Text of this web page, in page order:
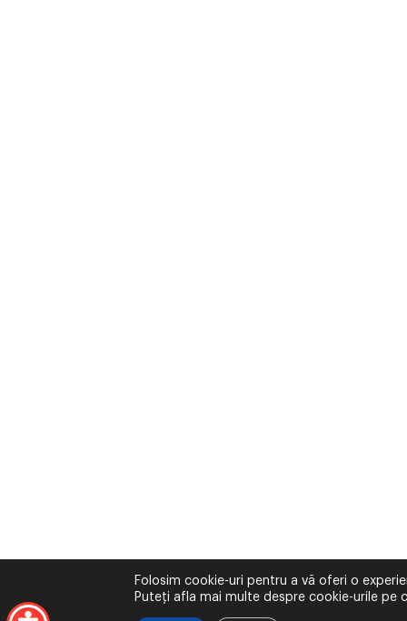
Folosim cookie-uri pentru a vă oferi o
Puteți afla mai multe despre cookie-urile